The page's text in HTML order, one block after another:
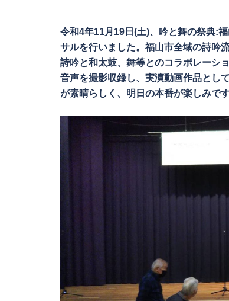
令和4年11月19日(土)、吟と舞の祭典:
サルを行いました。福山市全域の詩吟
詩吟と和太鼓、舞等とのコラボレーシ
音声を撮影収録し、実演動画作品とし
が素晴らしく、明日の本番が楽しみで